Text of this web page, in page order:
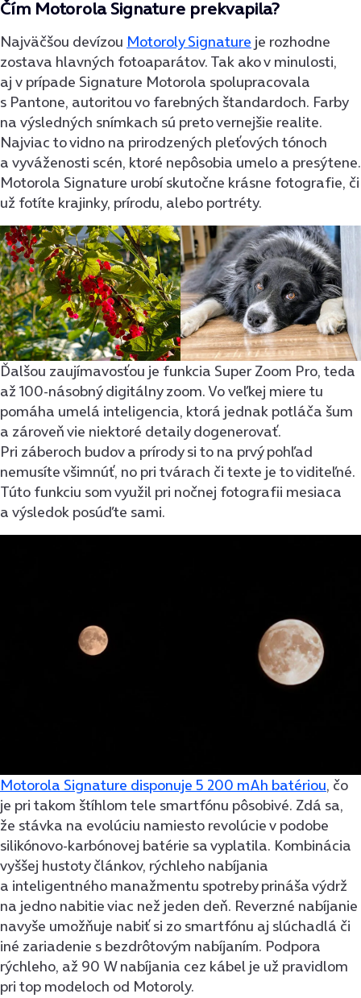
Čím Motorola Signature prekvapila?
Najväčšou devízou Motoroly Signature je rozhodne
zostava hlavných fotoaparátov. Tak ako v minulosti,
aj v prípade Signature Motorola spolupracovala
s Pantone, autoritou vo farebných štandardoch. Farby
na výsledných snímkach sú preto vernejšie realite.
Najviac to vidno na prirodzených pleťových tónoch
a vyváženosti scén, ktoré nepôsobia umelo a presýtene.
Motorola Signature urobí skutočne krásne fotografie, či
už fotíte krajinky, prírodu, alebo portréty.
Ďalšou zaujímavosťou je funkcia Super Zoom Pro, teda
až 100-násobný digitálny zoom. Vo veľkej miere tu
pomáha umelá inteligencia, ktorá jednak potláča šum
a zároveň vie niektoré detaily dogenerovať.
Pri záberoch budov a prírody si to na prvý pohľad
nemusíte všimnúť, no pri tvárach či texte je to viditeľné.
Túto funkciu som využil pri nočnej fotografii mesiaca
a výsledok posúďte sami.
Motorola Signature disponuje 5 200 mAh batériou, čo
je pri takom štíhlom tele smartfónu pôsobivé. Zdá sa,
že stávka na evolúciu namiesto revolúcie v podobe
silikónovo-karbónovej batérie sa vyplatila. Kombinácia
vyššej hustoty článkov, rýchleho nabíjania
a inteligentného manažmentu spotreby prináša výdrž
na jedno nabitie viac než jeden deň. Reverzné nabíjanie
navyše umožňuje nabiť si zo smartfónu aj slúchadlá či
iné zariadenie s bezdrôtovým nabíjaním. Podpora
rýchleho, až 90 W nabíjania cez kábel je už pravidlom
pri top modeloch od Motoroly.